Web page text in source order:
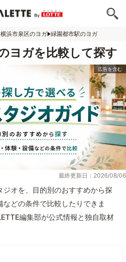
横浜市泉区のヨガ 緑園都市駅のヨガ
ヨガを比較して探す
最終更新日：2026/08/06
オを、目的別のおすすめから探
などの条件で比較したりできま
編集部が公式情報と独自取材